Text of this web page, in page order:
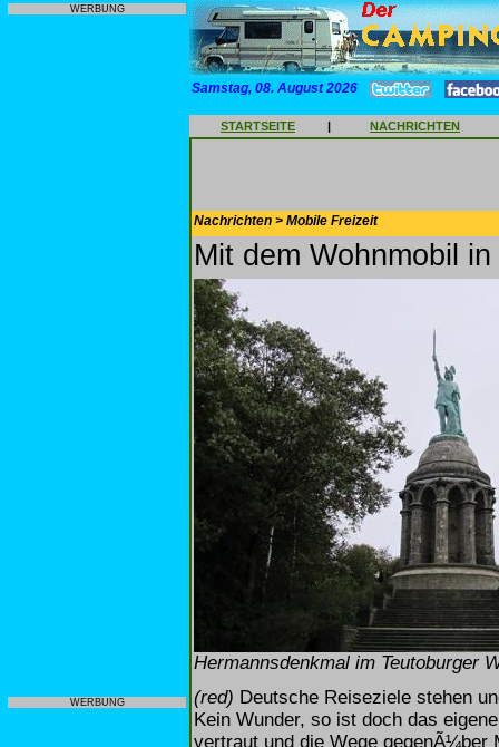
WERBUNG
WERBUNG
Samstag, 08. August 2026
STARTSEITE | NACHRICHTEN
Nachrichten > Mobile Freizeit
Mit dem Wohnmobil
Hermannsdenkmal im Teutoburger
(red) Deutsche Reiseziele stehen
Kein Wunder, so ist doch das
vertraut und die Wege